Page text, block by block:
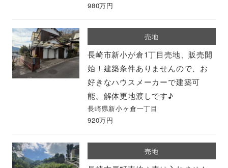
980万円
売地
長崎市新小が倉1丁目売地、販売開
始！建築条件ありませんので、お
好きなハウスメーカーで建築可
能。解体更地渡しです♪
長崎県新小ヶ倉一丁目
920万円
売地